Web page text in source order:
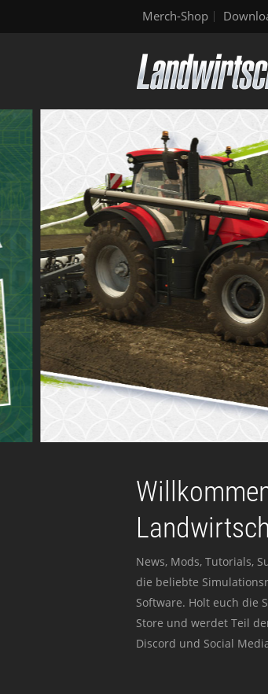
Merch-Shop
News, Mods, Tutorials,
die beliebte
Software. Holt euch die
Store und werdet Teil
Discord und Social